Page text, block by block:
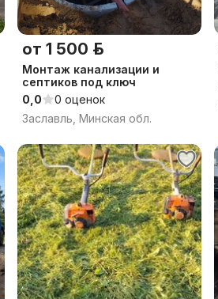
от 1 500 р.
Монтаж канализации и
септиков под ключ
0,0
0 оценок
Заславль, Минская обл.